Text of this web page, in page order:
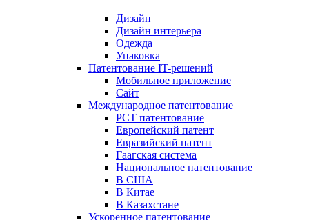
Дизайн
Дизайн интерьера
Одежда
Упаковка
Патентование IT-решений
Мобильное приложение
Сайт
Международное патентование
PCT патентование
Европейский патент
Евразийский патент
Гаагская система
Национальное патентование
В США
В Китае
В Казахстане
Ускоренное патентование